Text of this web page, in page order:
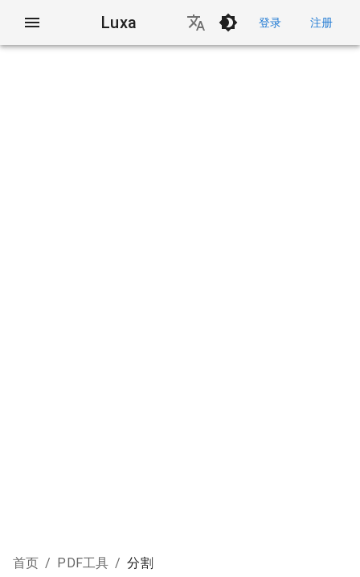
Luxa 登录 注册
首页 / PDF工具 / 分割